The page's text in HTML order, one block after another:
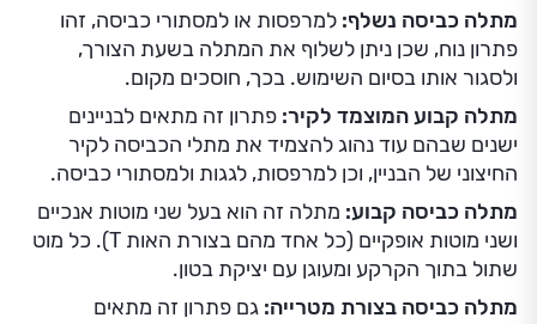
מתלה כביסה נשלף: למרפסות או למסתורי כביסה, זהו
פתרון נוח, שכן ניתן לשלוף את המתלה בשעת הצורך,
ולסגור אותו בסיום השימוש. בכך, חוסכים מקום.
מתלה קבוע המוצמד לקיר: פתרון זה מתאים לבניינים
ישנים שבהם עוד נהוג להצמיד את מתלי הכביסה לקיר
החיצוני של הבניין, וכן למרפסות, לגגות ולמסתורי כביסה.
מתלה כביסה קבוע: מתלה זה הוא בעל שני מוטות אנכיים
ושני מוטות אופקיים (כל אחד מהם בצורת האות T). כל מוט
שתול בתוך הקרקע ומעוגן עם יציקת בטון.
מתלה כביסה בצורת מטרייה: גם פתרון זה מתאים